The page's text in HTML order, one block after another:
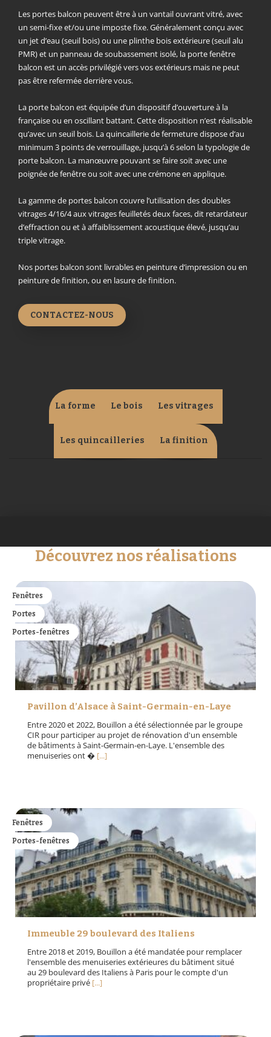
Les portes balcon peuvent être à un vantail ouvrant vitré, avec
un semi-fixe et/ou une imposte fixe. Généralement conçu avec
un jet d’eau (seuil bois) ou une plinthe bois extérieure (seuil alu
PMR) et un panneau de soubassement isolé, la porte fenêtre
balcon est un accès privilégié vers vos extérieurs mais ne peut
pas être refermée derrière vous.
La porte balcon est équipée d’un dispositif d’ouverture à la
française ou en oscillant battant. Cette disposition n’est réalisable
qu’avec un seuil bois. La quincaillerie de fermeture dispose d’au
minimum 3 points de verrouillage, jusqu’à 6 selon la typologie de
porte balcon. La manœuvre pouvant se faire soit avec une
poignée de fenêtre ou soit avec une crémone en applique.
La gamme de portes balcon couvre l’utilisation des doubles
vitrages 4/16/4 aux vitrages feuilletés deux faces, dit retardateur
d’effraction ou et à affaiblissement acoustique élevé, jusqu’au
triple vitrage.
Nos portes balcon sont livrables en peinture d’impression ou en
peinture de finition, ou en lasure de finition.
CONTACTEZ-NOUS
La forme Le bois Les vitrages
Les quincailleries La finition
Découvrez nos réalisations
Fenêtres
Portes
Portes-fenêtres
Pavillon d’Alsace à Saint-Germain-en-Laye
Entre 2020 et 2022, Bouillon a été sélectionnée par le groupe
CIR pour participer au projet de rénovation d'un ensemble
de bâtiments à Saint-Germain-en-Laye. L'ensemble des
menuiseries ont � [...]
Fenêtres
Portes-fenêtres
Immeuble 29 boulevard des Italiens
Entre 2018 et 2019, Bouillon a été mandatée pour remplacer
l'ensemble des menuiseries extérieures du bâtiment situé
au 29 boulevard des Italiens à Paris pour le compte d'un
propriétaire privé [...]